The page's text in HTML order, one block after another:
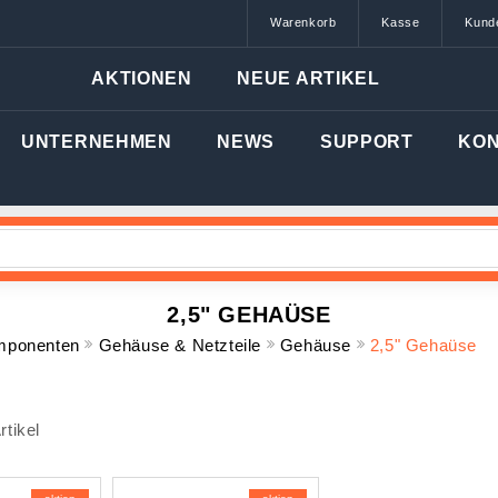
Warenkorb Kasse
AKTIONEN NEUE ARTIKEL
UNTERNEHMEN NEWS SUPPORT
2,5" GEHAÜSE
Gehäuse & Netzteile Gehäuse 2,5" Gehaüse